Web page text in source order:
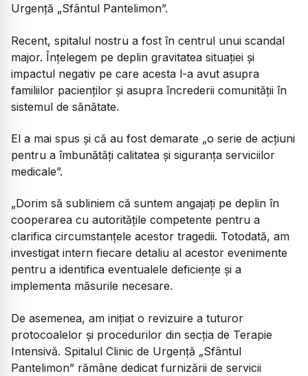
Urgență „Sfântul Pantelimon”.
Recent, spitalul nostru a fost în centrul unui scandal
major. Înțelegem pe deplin gravitatea situației și
impactul negativ pe care acesta l-a avut asupra
familiilor pacienților și asupra încrederii comunității în
sistemul de sănătate.
El a mai spus și că au fost demarate „o serie de acțiuni
pentru a îmbunătăți calitatea și siguranța serviciilor
medicale”.
„Dorim să subliniem că suntem angajați pe deplin în
cooperarea cu autoritățile competente pentru a
clarifica circumstanțele acestor tragedii. Totodată, am
investigat intern fiecare detaliu al acestor evenimente
pentru a identifica eventualele deficiențe și a
implementa măsurile necesare.
De asemenea, am inițiat o revizuire a tuturor
protocoalelor și procedurilor din secția de Terapie
Intensivă. Spitalul Clinic de Urgență „Sfântul
Pantelimon” rămâne dedicat furnizării de servicii